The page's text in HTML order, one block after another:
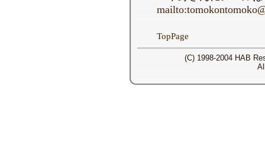
TopPage
(C) 1998-2004 HAB